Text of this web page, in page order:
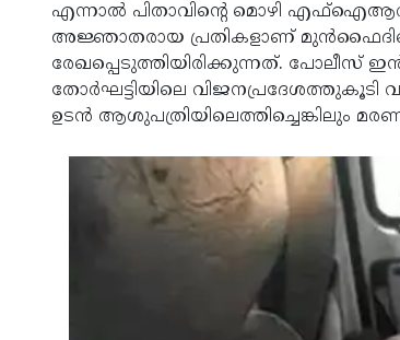
എന്നാല്‍ പിതാവിന്റെ മൊഴി
അജ്ഞാതരായ പ്രതികളാണ്
രേഖപ്പെടുത്തിയിരിക്കുന്നത്. പോലീസ്
തോര്‍ഘട്ടിയിലെ വിജനപ്രദേശത്തുകൂടി
ഉടന്‍ ആശുപത്രിയിലെത്തിച്ചെങ്കിലും